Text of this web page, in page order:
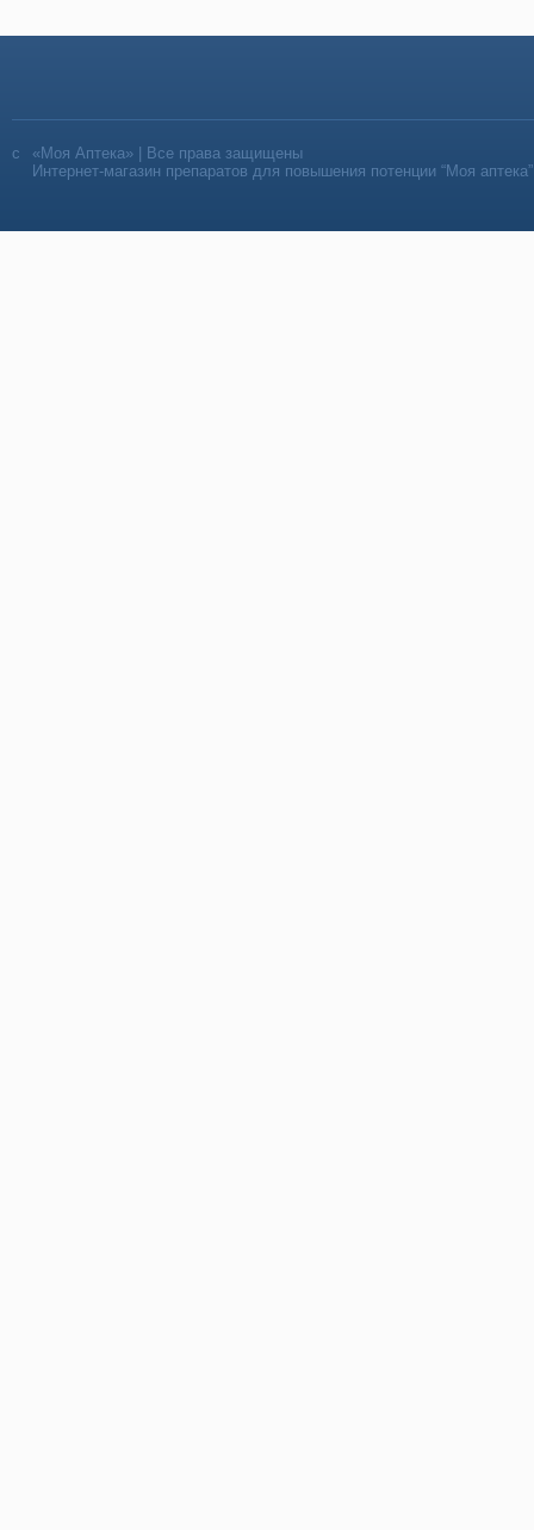
«Моя Аптека» | Все права защищены
Интернет-магазин препаратов для повышения потенции “Моя